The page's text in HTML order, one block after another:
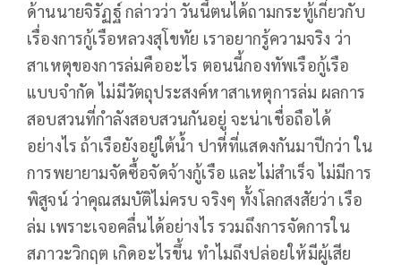
ด้านนายจิรัฏฐ์ กล่าวว่า วันนี้ตนได้ถามกระทู้เกี่ยวกับ
เรื่องการกู้เรือหลวงสุโขทัย เราอยากรู้ความจริง ว่า
สาเหตุของการล่มคืออะไร ตอนนี้กองทัพเรือกู้เรือ
แบบจำกัด ไม่มีวัตถุประสงค์หาสาเหตุการล่ม ผลการ
สอบสวนที่กำลังสอบสวนกันอยู่ จะน่าเชื่อถือได้
อย่างไร ถ้าเรือยังอยู่ใต้น้ำ ปาหี่ที่แสดงกันมาปีกว่า ใน
การพยายามจัดซื้อจัดจ้างกู้เรือ และไม่สำเร็จ ไม่มีการ
พิสูจน์ ว่าคุณสมบัติไม่ครบ จริงๆ ทั้งโลกสงสัยว่า เรือ
ล่ม เพราะเจอคลื่นได้อย่างไร รวมถึงการจัดการใน
สภาวะวิกฤต เกิดอะไรขึ้น ทำไมถึงปล่อยให้มีผู้เสีย